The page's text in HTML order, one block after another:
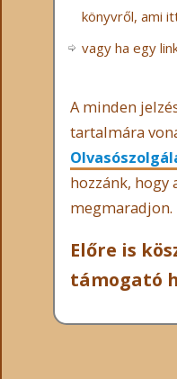
könyvről, ami
vagy ha egy
A minden
tartalmára
hozzánk, hogy
megmaradjon.
Előre is
támogató